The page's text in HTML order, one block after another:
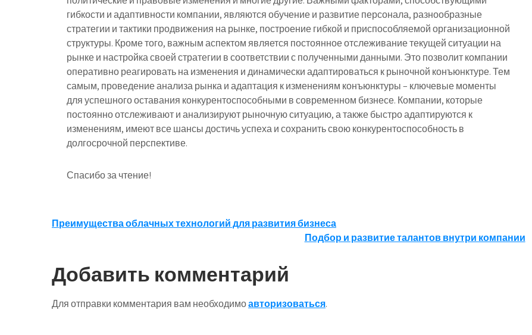
гибкости и адаптивности компании, являются обучение и развитие персонала, разнообразные
стратегии и тактики продвижения на рынке, построение гибкой и приспособляемой организационной
структуры. Кроме того, важным аспектом является постоянное отслеживание текущей ситуации на
рынке и настройка своей стратегии в соответствии с полученными данными. Это позволит компании
оперативно реагировать на изменения и динамически адаптироваться к рыночной конъюнктуре. Тем
самым, проведение анализа рынка и адаптация к изменениям конъюнктуры – ключевые моменты
для успешного оставания конкурентоспособными в современном бизнесе. Компании, которые
постоянно отслеживают и анализируют рыночную ситуацию, а также быстро адаптируются к
изменениям, имеют все шансы достичь успеха и сохранить свою конкурентоспособность в
долгосрочной перспективе.
Спасибо за чтение!
Навигация
записям
Преимущества облачных технологий для развития бизнеса
Подбор и развитие талантов внутри компании
Добавить комментарий
Для отправки комментария вам необходимоавторизоваться.